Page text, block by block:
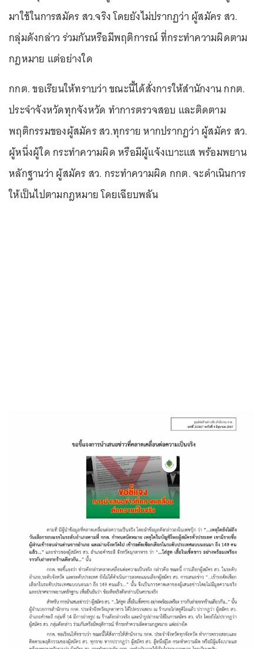
มาใช้ในการสมัคร สว.จริง โดยยังไม่ปรากฏว่า ผู้สมัคร สว.
กลุ่มดังกล่าว ร่วมกันหรือมีพฤติการณ์ ที่กระทําความผิดตาม
กฎหมาย แต่อย่างใด
กกต. ขอเรียนให้ทราบว่า ขณะนี้ได้สั่งการให้สํานักงาน กกต.
ประจําจังหวัดทุกจังหวัด ทําการตรวจสอบ และติดตาม
พฤติกรรมของผู้สมัคร สว.ทุกราย หากปรากฏว่า ผู้สมัคร สว.
ผู้หนึ่งผู้ใด กระทําความผิด หรือมีผู้แจ้งเบาะแส พร้อมพยาน
หลักฐานว่า ผู้สมัคร สว. กระทําความผิด กกต. จะดำเนินการ
ให้เป็นไปตามกฎหมาย โดยเฉียบพลัน